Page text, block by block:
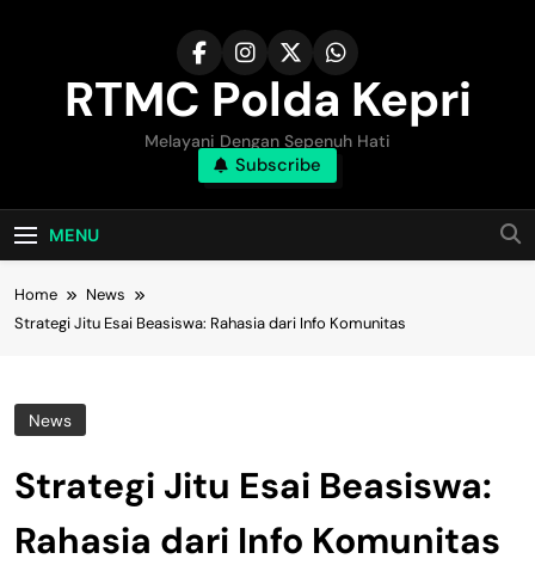
RTMC Polda Kepri
Melayani Dengan Sepenuh Hati
Subscribe
MENU
Home
News
Strategi Jitu Esai Beasiswa: Rahasia dari Info Komunitas
News
Strategi Jitu Esai Beasiswa:
Rahasia dari Info Komunitas